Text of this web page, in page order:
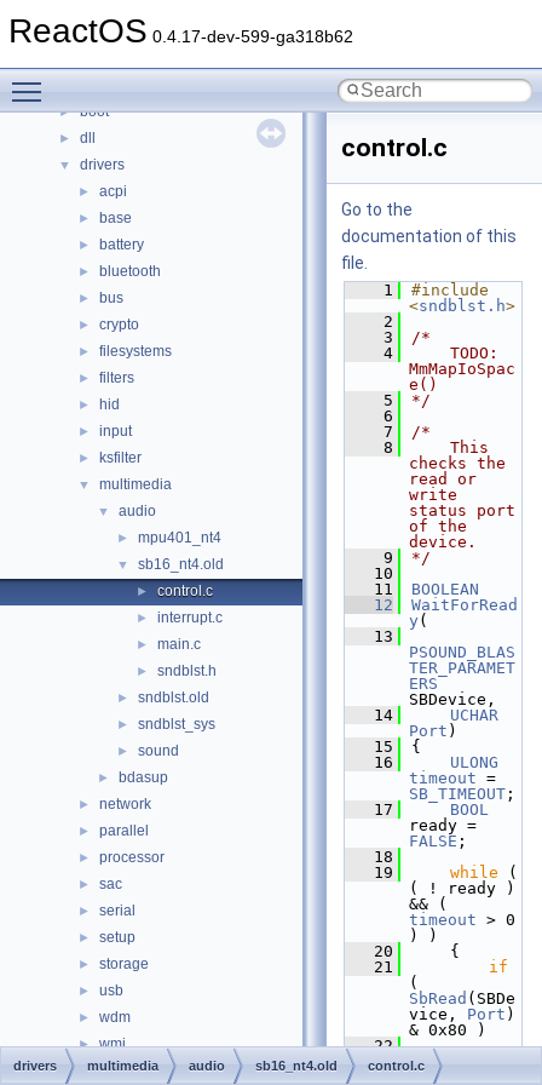
ReactOS 0.4.17-dev-599-ga318b62
▼ Files
► boot
► dll
▼ drivers
► acpi
► base
► battery
► bluetooth
► bus
► crypto
► filesystems
► filters
► hid
► input
► ksfilter
▼ multimedia
▼ audio
► mpu401_nt4
▼ sb16_nt4.old
► control.c
► interrupt.c
► main.c
► sndblst.h
► sndblst.old
► sndblst_sys
► sound
► bdasup
► network
► parallel
► processor
► sac
► serial
► setup
► storage
► usb
► wdm
► wmi
► hal
control.c
Go to the
documentation of this
file.
    1
#include
<sndblst.h>
    2
    3
/*
    4
    TODO:
MmMapIoSpac
e()
    5
*/
    6
    7
/*
    8
    This
checks the
read or
write
status port
of the
device.
    9
*/
   10
   11
BOOLEAN
   12
WaitForRead
y (
   13
PSOUND_BLAS
TER_PARAMET
ERS
SBDevice,
   14
UCHAR
Port )
   15
{
   16
ULONG
timeout
SB_TIMEOUT ;
   17
BOOL
FALSE ;
   18
   19
while (
( ! ready )
timeout > 0
) )
   20
    {
   21
if
SbRead (SBDe
vice, Port )
& 0x80 )
   22
return
TRUE
drivers multimedia audio sb16_nt4.old control.c